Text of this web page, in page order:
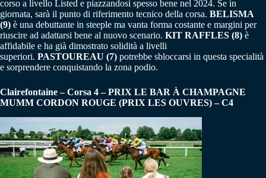
corso a livello Listed e piazzandosi spesso bene nel 2024. Se in
giornata, sarà il punto di riferimento tecnico della corsa. BELISMA
(9) è una debuttante in steeple ma vanta forma costante e margini per
riuscire ad adattarsi bene al nuovo scenario. KIT RAFFLES (8) è
affidabile e ha già dimostrato solidità a livelli
superiori. PASTOUREAU (7) potrebbe sbloccarsi in questa specialità
e sorprendere conquistando la zona podio.
Clairefontaine – Corsa 4 – PRIX LE BAR À CHAMPAGNE
MUMM CORDON ROUGE (PRIX LES OUVRES) – C4